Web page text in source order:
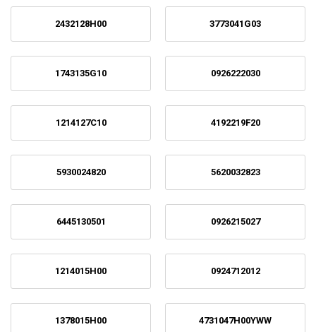
2432128H00 3773041G03
1743135G10 0926222030
1214127C10 4192219F20
5930024820 5620032823
6445130501 0926215027
1214015H00 0924712012
1378015H00 4731047H00YWW